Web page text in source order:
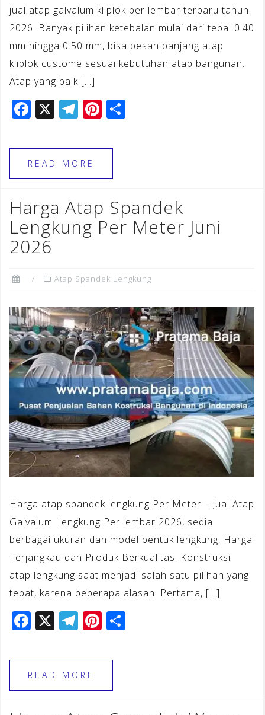
jual atap galvalum kliplok per lembar terbaru tahun
2026. Banyak pilihan ketebalan mulai dari tebal 0.40
mm hingga 0.50 mm, bisa pesan panjang atap
kliplok custome sesuai kebutuhan atap bangunan.
Atap yang baik […]
F
c
e
b
o
o
k
X T
e
gr
a
m
Pi
te
e
st
READ MORE
Harga Atap Spandek
Lengkung Per Meter Juni
2026
Atap Spandek Lengkung
Harga atap spandek lengkung Per Meter – Jual Atap
Galvalum Lengkung Per lembar 2026, sedia
berbagai ukuran dan model bentuk lengkung, Harga
Terjangkau dan Produk Berkualitas. Konstruksi
atap lengkung saat menjadi salah satu pilihan yang
tepat, karena beberapa alasan. Pertama, […]
F
c
e
b
X T
e
gr
a
Pi
te
e
READ MORE